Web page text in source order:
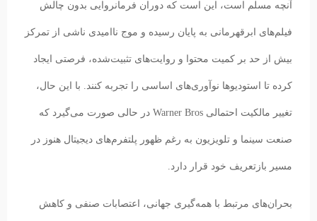
آنچه مسلم است، این است که دوران فرمانروایی بدون چالش
فیلم‌های ابرقهرمانی به پایان رسیده و موج ناامیدی ناشی از تمرکز
بیش از حد بر کمیت محتوا و روایت‌های تثبیت‌شده، فرصتی ایجاد
کرده تا استودیوها نوآوری‌های اساسی را تجربه کنند. با این حال،
تغییر مالکیت احتمالی Warner Bros در حالی صورت می‌گیرد که
صنعت سینما و تلویزیون به رغم ظهور پلتفرم‌های دیجیتال هنوز در
مسیر بازتعریف خود قرار دارد.
بحران‌های مرتبط با همه‌گیری جهانی، اعتصابات صنفی و کاهش